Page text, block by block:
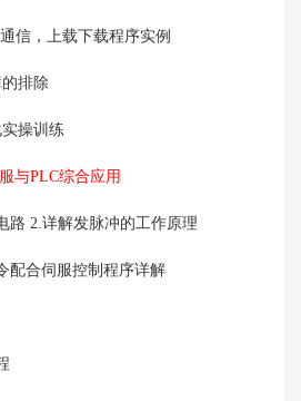
信，上载下载程序实例
排除
操训练
与PLC综合应用
路 2.详解发脉冲的工作原理
配合伺服控制程序详解